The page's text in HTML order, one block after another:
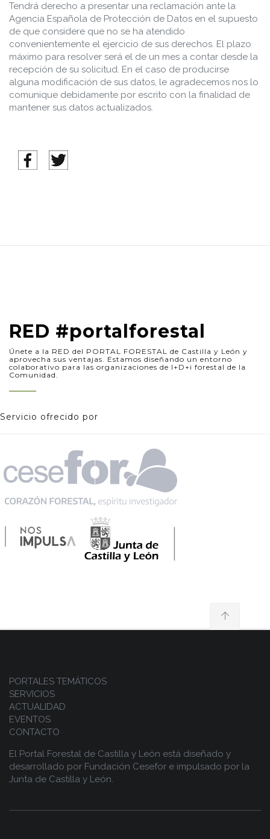
Tendrá derecho a presentar una reclamación ante la
Agencia Española de Protección de Datos en el supuesto
de que considere que no se ha atendido
convenientemente el ejercicio de sus derechos. El plazo
máximo para resolver será el de un mes a contar desde la
recepción de su solicitud. En el caso de producirse
alguna modificación de sus datos, le agradecemos nos lo
comunique debidamente por escrito con la finalidad de
mantener sus datos actualizados.
RED #portalforestal
Únete a la RED del PORTAL FORESTAL de Castilla y León y
aprovecha sus ventajas. Estamos diseñando un entorno
colaborativo para las organizaciones de I+D+i forestal de la
Comunidad.
Servicio ofrecido por
PORTALES TEMÁTICOS
SERVICIOS
ACTUALIDAD
EVENTOS
CONTACTO
El Portal Forestal de Castilla y León está diseñado y
desarrollado por Fundación Cesefor e impulsado por la
Junta de Castilla y León.